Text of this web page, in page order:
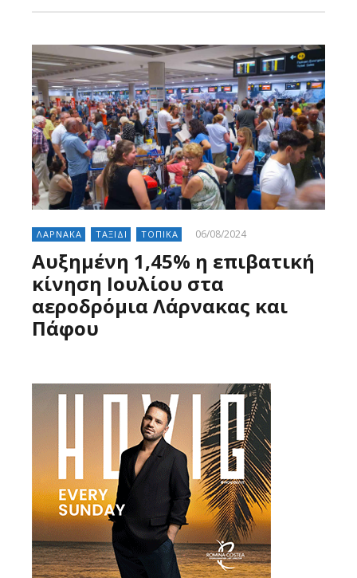
ΛΑΡΝΑΚΑ ΤΑΞΙΔΙ ΤΟΠΙΚΑ 06/08/2024
Αυξημένη 1,45% η επιβατική
κίνηση Ιουλίου στα
αεροδρόμια Λάρνακας και
Πάφου